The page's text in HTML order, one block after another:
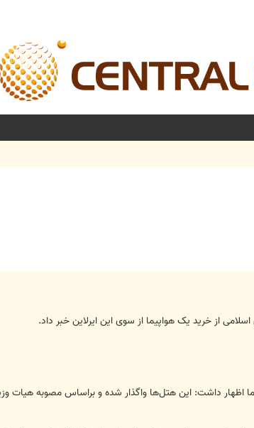
از خرید یک هواپیما از سوی این ایرلاین خبر داد.